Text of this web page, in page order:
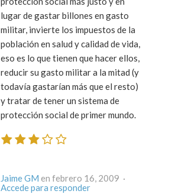
lugar de gastar billones en gasto
militar, invierte los impuestos de la
población en salud y calidad de vida,
eso es lo que tienen que hacer ellos,
reducir su gasto militar a la mitad (y
todavía gastarían más que el resto)
y tratar de tener un sistema de
protección social de primer mundo.
Jaime GM
en febrero 16, 2009 ·
Accede para responder